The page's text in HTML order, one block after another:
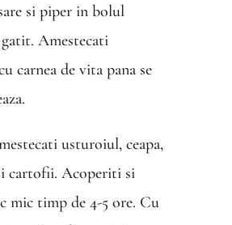
si piper in bolul
Amestecati
carnea de vita pana se
usturoiul, ceapa,
cartofii. Acoperiti si
mic timp de 4-5 ore. Cu